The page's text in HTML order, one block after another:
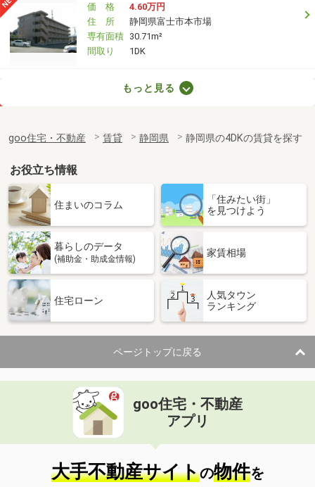
価 格
4.60万円
住 所
静岡県富士市本市場
専有面積 30.71m²
間取り
1DK
静岡県浜松市中央区早出町
専有面積
25.92m²
静岡県周智郡森町森
5.50万円
静岡県周智郡森町森
専有面積
57.93m²
間取り
2LDK
静岡県沼津市大岡
価 格
3.60万円
専有面積 24.71m²
間取り
1K
静岡県掛川市大池
価 格
静岡県掛川市大池
専有面積
48.44m²
間取り
1LDK
もっと見る
goo住宅・不動産 賃貸 静岡県 静岡県の4DKの賃貸を探す
お役立ち情報
住まいのコラム
「住みたい街」
を見つけよう
暮らしのデータ
(補助金・助成金情報)
家賃相場
住宅ローン
人気タウン
ランキング
ページトップに戻る
goo住宅・不動産
アプリ
大手不動産サイトの物件を